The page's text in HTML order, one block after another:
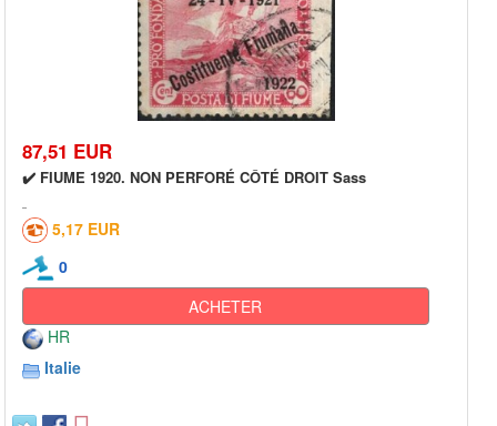
87,51 EUR
✔️ FIUME 1920. NON PERFORÉ CÔTÉ DROIT Sass
5,17 EUR
0
ACHETER
HR
Italie